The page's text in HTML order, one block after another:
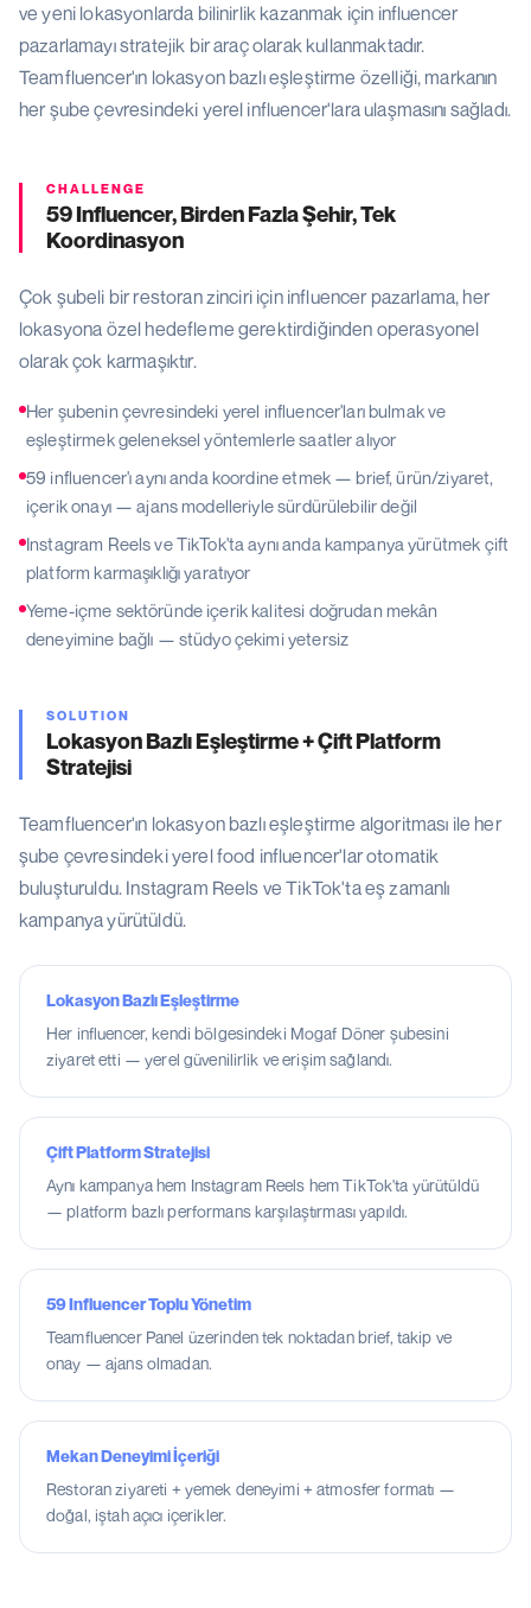
ve yeni lokasyonlarda bilinirlik kazanmak için influencer
pazarlamayı stratejik bir araç olarak kullanmaktadır.
Teamfluencer'ın lokasyon bazlı eşleştirme özelliği, markanın
her şube çevresindeki yerel influencer'lara ulaşmasını sağladı.
CHALLENGE
59 Influencer, Birden Fazla Şehir, Tek
Koordinasyon
Çok şubeli bir restoran zinciri için influencer pazarlama, her
lokasyona özel hedefleme gerektirdiğinden operasyonel
olarak çok karmaşıktır.
Her şubenin çevresindeki yerel influencer'ları bulmak ve
eşleştirmek geleneksel yöntemlerle saatler alıyor
59 influencer'ı aynı anda koordine etmek — brief, ürün/ziyaret,
içerik onayı — ajans modelleriyle sürdürülebilir değil
Instagram Reels ve TikTok'ta aynı anda kampanya yürütmek çift
platform karmaşıklığı yaratıyor
Yeme-içme sektöründe içerik kalitesi doğrudan mekân
deneyimine bağlı — stüdyo çekimi yetersiz
SOLUTION
Lokasyon Bazlı Eşleştirme + Çift Platform
Stratejisi
Teamfluencer'ın lokasyon bazlı eşleştirme algoritması ile her
şube çevresindeki yerel food influencer'lar otomatik
buluşturuldu. Instagram Reels ve TikTok'ta eş zamanlı
kampanya yürütüldü.
Lokasyon Bazlı Eşleştirme
Her influencer, kendi bölgesindeki Mogaf Döner şubesini
ziyaret etti — yerel güvenilirlik ve erişim sağlandı.
Çift Platform Stratejisi
Aynı kampanya hem Instagram Reels hem TikTok'ta yürütüldü
— platform bazlı performans karşılaştırması yapıldı.
59 Influencer Toplu Yönetim
Teamfluencer Panel üzerinden tek noktadan brief, takip ve
onay — ajans olmadan.
Mekan Deneyimi İçeriği
Restoran ziyareti + yemek deneyimi + atmosfer formatı —
doğal, iştah açıcı içerikler.